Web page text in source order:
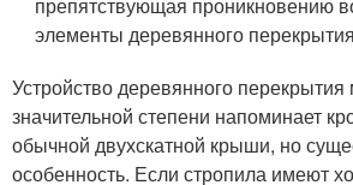
элементы деревянного
Устройство деревянного
значительной степени напоминает
обычной двухскатной крыши, но
особенность. Если стропила имеют